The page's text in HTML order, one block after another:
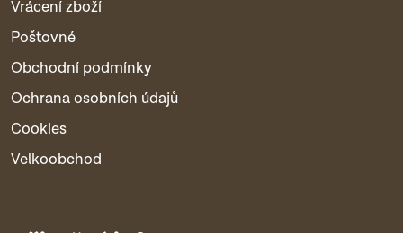
Vrácení zboží
Poštovné
Obchodní podmínky
Ochrana osobních údajů
Cookies
Velkoobchod